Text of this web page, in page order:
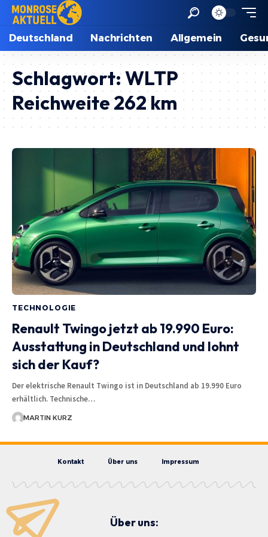
Deutschland Nachrichten Allgemein
Schlagwort:WLTP
Reichweite 262 km
TECHNOLOGIE
Renault Twingo jetzt ab 19.990 Euro:
Ausstattung in Deutschland und lohnt
sich der Kauf?
Der elektrische Renault Twingo ist in Deutschland ab 19.990 Euro
erhältlich. Technische…
MARTIN KURZ
Kontakt Über uns Impressum
Über uns: